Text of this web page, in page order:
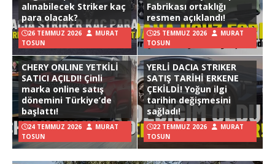
alınabilecek Striker kaç
para olacak?
26 TEMMUZ 2026
MURAT
TOSUN
Fabrikası ortaklığı
resmen açıklandı!
25 TEMMUZ 2026
MURAT
TOSUN
CHERY ONLINE YETKİLİ
SATICI AÇILDI! Çinli
marka online satış
dönemini Türkiye’de
başlattı!
24 TEMMUZ 2026
MURAT
TOSUN
YERLİ DACIA STRIKER
SATIŞ TARİHİ ERKENE
ÇEKİLDİ! Yoğun ilgi
tarihin değişmesini
sağladı!
22 TEMMUZ 2026
MURAT
TOSUN